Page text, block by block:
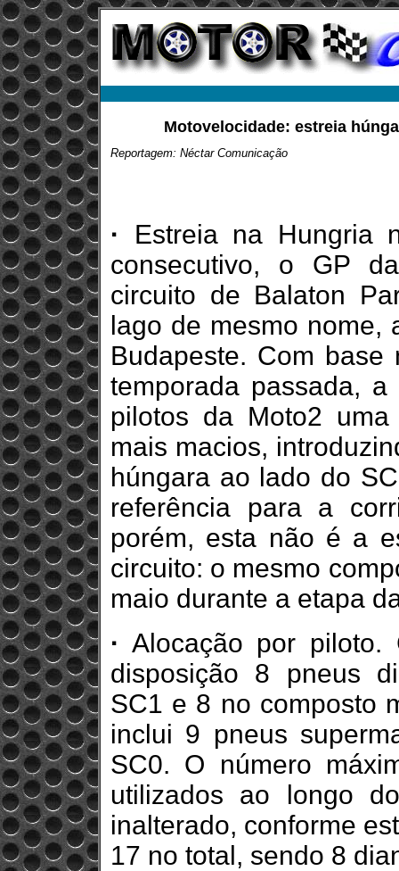
Motovelocidade: estreia
Reportagem: Néctar Comunicação
· Estreia na Hungria
consecutivo, o GP
circuito de Balaton
lago de mesmo nome,
Budapeste. Com base
temporada passada,
pilotos da Moto2
mais macios,
húngara ao lado do
referência para a
porém, esta não é a
circuito: o mesmo
maio durante a etapa
· Alocação por
disposição 8 pneus
SC1 e 8 no composto
inclui 9 pneus
SC0. O número
utilizados ao longo
inalterado, conforme
17 no total, sendo 8